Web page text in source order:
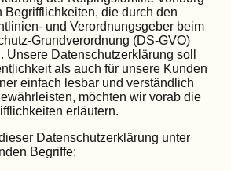
Begrifflichkeiten, die durch den
und Verordnungsgeber beim
Grundverordnung (DS-GVO)
Unsere Datenschutzerklärung soll
als auch für unsere Kunden
einfach lesbar und verständlich
möchten wir vorab die
erläutern.
Datenschutzerklärung unter
Begriffe: